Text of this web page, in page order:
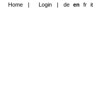
Home | Login | de en fr it